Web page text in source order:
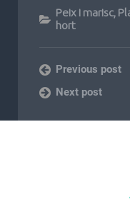
Peix i marisc,
hort
Previous post
Next post